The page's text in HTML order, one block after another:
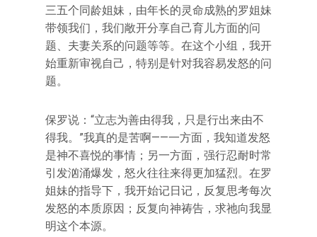
三五个同龄姐妹，由年长的灵命成熟的罗姐妹
带领我们，我们敞开分享自己育儿方面的问
题、夫妻关系的问题等等。在这个小组，我开
始重新审视自己，特别是针对我容易发怒的问
题。
保罗说：“立志为善由得我，只是行出来由不
得我。”我真的是苦啊——一方面，我知道发怒
是神不喜悦的事情；另一方面，强行忍耐时常
引发汹涌爆发，怒火往往来得更加猛烈。在罗
姐妹的指导下，我开始记日记，反复思考每次
发怒的本质原因；反复向神祷告，求祂向我显
明这个本源。